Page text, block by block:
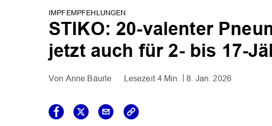
IMPFEMPFEHLUNGEN
STIKO: 20-valenter
jetzt auch für 2- bis 17-
Anne Bäurle 4 Min. 8. Jan. 2026